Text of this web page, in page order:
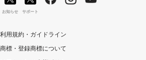
お知らせ サポート
利用規約・ガイドライン
商標・登録商標について